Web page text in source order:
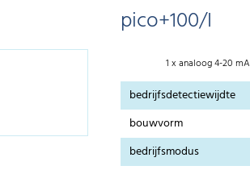
pico+100/I
1 x analoog 4-20 mA
bedrijfsdetectiewijdte
bouwvorm
bedrijfsmodus